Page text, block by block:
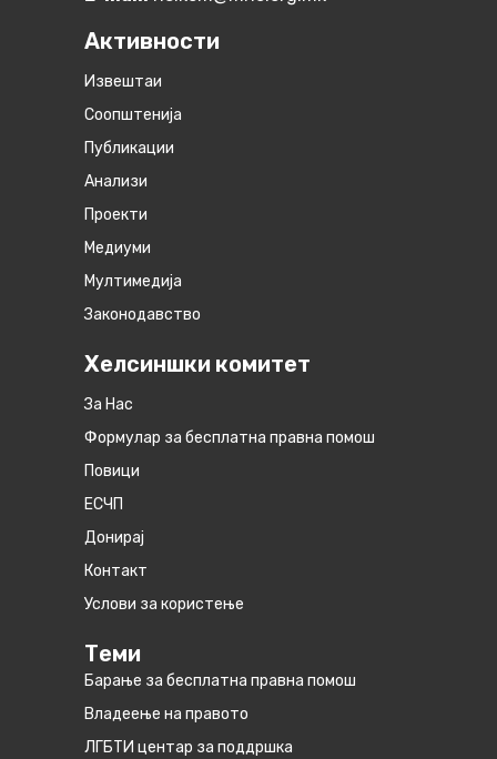
Активности
Извештаи
Соопштенија
Публикации
Анализи
Проекти
Медиуми
Мултимедија
Законодавство
Хелсиншки комитет
За Нас
Формулар за бесплатна правна помош
Повици
ЕСЧП
Донирај
Контакт
Услови за користење
Теми
Барање за бесплатна правна помош
Владеење на правото
ЛГБТИ центар за поддршка